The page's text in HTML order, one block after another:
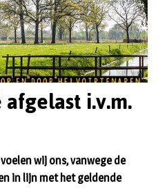
i.v.m.
voelen wij ons, vanwege de
in lijn met het geldende